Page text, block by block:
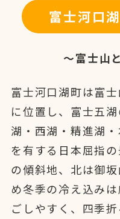
富士河口
～富士山
富士河口湖町は富
に位置し、富士五
湖・西湖・精進湖
を有する日本屈指
の傾斜地、北は御
め冬季の冷え込み
ごしやすく、四季